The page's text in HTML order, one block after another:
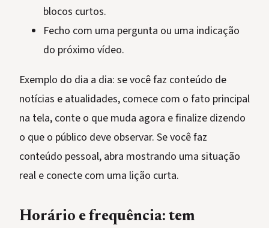
blocos curtos.
Fecho com uma pergunta ou uma indicação
do próximo vídeo.
Exemplo do dia a dia: se você faz conteúdo de
notícias e atualidades, comece com o fato principal
na tela, conte o que muda agora e finalize dizendo
o que o público deve observar. Se você faz
conteúdo pessoal, abra mostrando uma situação
real e conecte com uma lição curta.
Horário e frequência: tem